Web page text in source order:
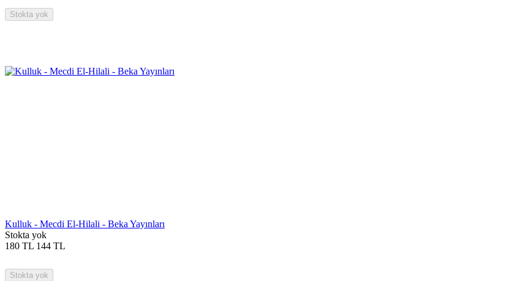
Stokta yok
Kulluk - Mecdi El-Hilali - Beka Yayınları
Stokta yok
180 TL 144 TL
Stokta yok